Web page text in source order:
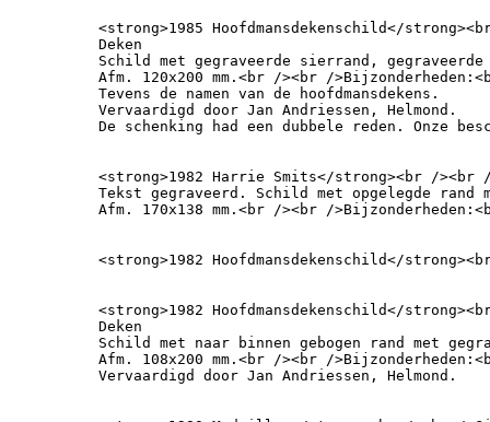
<strong>1985 Hoofdmansdekenschild</
Deken
Schild met gegraveerde sierrand,
Afm. 120x200 mm.<br /><br /
Tevens de namen van de hoofdmansdekens.
Vervaardigd door Jan Andriessen, Helmond.
De schenking had een dubbele reden. Onze
<strong>1982 Harrie Smits</strong><br /
Tekst gegraveerd. Schild met opgelegde
Afm. 170x138 mm.<br /><br /
<strong>1982 Hoofdmansdekenschild</
<strong>1982 Hoofdmansdekenschild</
Deken
Schild met naar binnen gebogen rand met
Afm. 108x200 mm.<br /><br /
Vervaardigd door Jan Andriessen, Helmond.